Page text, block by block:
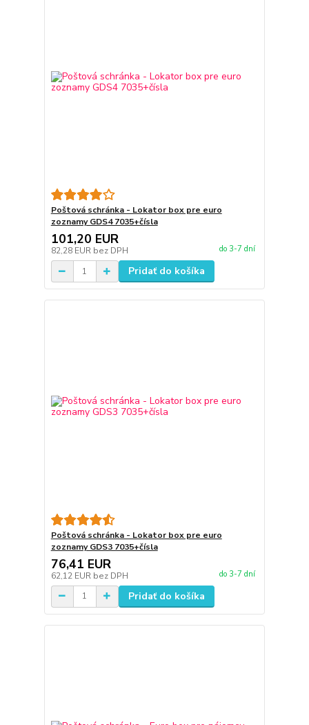
Poštová schránka - Lokator box pre euro
zoznamy GDS4 7035+čísla
101,20 EUR
82,28 EUR bez DPH do 3-7 dní
Pridať do košíka
Poštová schránka - Lokator box pre euro
zoznamy GDS3 7035+čísla
76,41 EUR
62,12 EUR bez DPH do 3-7 dní
Pridať do košíka